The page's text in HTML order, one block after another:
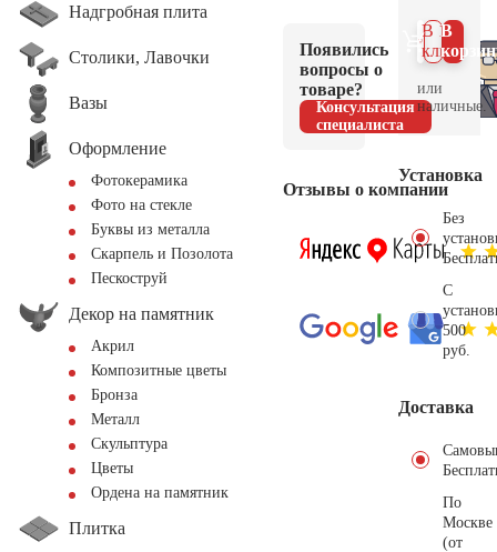
Надгробная плита
Столики, Лавочки
Вазы
Оформление
Фотокерамика
Фото на стекле
Буквы из металла
Скарпель и Позолота
Пескоструй
Декор на памятник
Акрил
Композитные цветы
Бронза
Металл
Скульптура
Цветы
Ордена на памятник
Плитка
Появились
вопросы о
товаре?
Консультация
специалиста
Отзывы о компании
В
В 1
клик
или
наличные.
Установка
Без
С
500
руб.
Доставка
По
Москве
(от